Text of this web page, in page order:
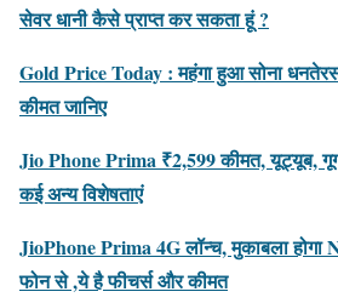
सेवर धानी कैसे प्राप्त कर सकता हूं ?
Gold Price Today : महंगा हुआ सोना
कीमत जानिए
Jio Phone Prima ₹2,599 कीमत, यूट्यूब,
कई अन्य विशेषताएं
JioPhone Prima 4G लॉन्च, मुकाबला
फोन से ,ये है फीचर्स और कीमत